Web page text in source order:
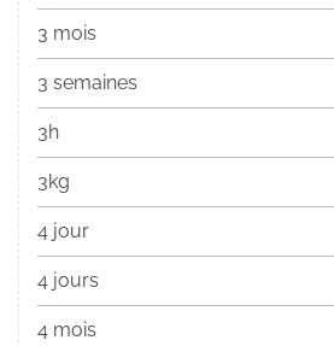
3 mois
3 semaines
3h
3kg
4 jour
4 jours
4 mois